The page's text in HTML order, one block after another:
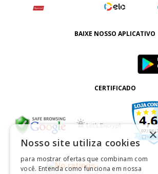
BAIXE NOSSO APLICATIVO
CERTIFICADO
×
Nosso site utiliza cookies
para mostrar ofertas que combinam com
você. Entenda como funciona em nossa